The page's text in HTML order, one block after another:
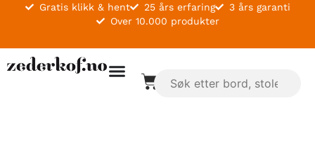
Gratis klikk & hent 25 års erfaring
3 års garanti
Over 10.000 produkter